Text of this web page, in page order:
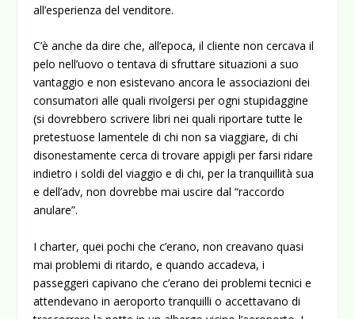
all’esperienza del venditore.
C’è anche da dire che, all’epoca, il cliente non cercava il
pelo nell’uovo o tentava di sfruttare situazioni a suo
vantaggio e non esistevano ancora le associazioni dei
consumatori alle quali rivolgersi per ogni stupidaggine
(si dovrebbero scrivere libri nei quali riportare tutte le
pretestuose lamentele di chi non sa viaggiare, di chi
disonestamente cerca di trovare appigli per farsi ridare
indietro i soldi del viaggio e di chi, per la tranquillità sua
e dell’adv, non dovrebbe mai uscire dal “raccordo
anulare”.
I charter, quei pochi che c’erano, non creavano quasi
mai problemi di ritardo, e quando accadeva, i
passeggeri capivano che c’erano dei problemi tecnici e
attendevano in aeroporto tranquilli o accettavano di